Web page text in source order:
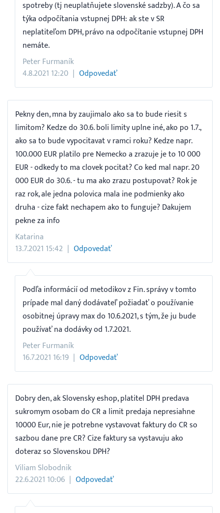
spotreby (tj neuplatňujete slovenské sadzby). A čo sa
týka odpočítania vstupnej DPH: ak ste v SR
neplatiteľom DPH, právo na odpočítanie vstupnej DPH
nemáte.
Peter Furmaník
4.8.2021 12:20
Odpovedať
Pekny den, mna by zaujimalo ako sa to bude riesit s
limitom? Kedze do 30.6. boli limity uplne iné, ako po 1.7.,
ako sa to bude vypocitavat v ramci roku? Kedze napr.
100.000 EUR platilo pre Nemecko a zrazuje je to 10 000
EUR - odkedy to ma clovek pocitat? Co ked mal napr. 20
000 EUR do 30.6. - tu ma ako zrazu postupovat? Rok je
raz rok, ale jedna polovica mala ine podmienky ako
druha - cize fakt nechapem ako to funguje? Dakujem
pekne za info
Katarina
13.7.2021 15:42
Odpovedať
Podľa informácií od metodikov z Fin. správy v tomto
prípade mal daný dodávateľ požiadať o používanie
osobitnej úpravy max do 10.6.2021, s tým, že ju bude
používať na dodávky od 1.7.2021.
Peter Furmaník
16.7.2021 16:19
Odpovedať
Dobry den, ak Slovensky eshop, platitel DPH predava
sukromym osobam do CR a limit predaja nepresiahne
10000 Eur, nie je potrebne vystavovat faktury do CR so
sazbou dane pre CR? Cize faktury sa vystavuju ako
doteraz so Slovenskou DPH?
Viliam Slobodnik
22.6.2021 10:06
Odpovedať